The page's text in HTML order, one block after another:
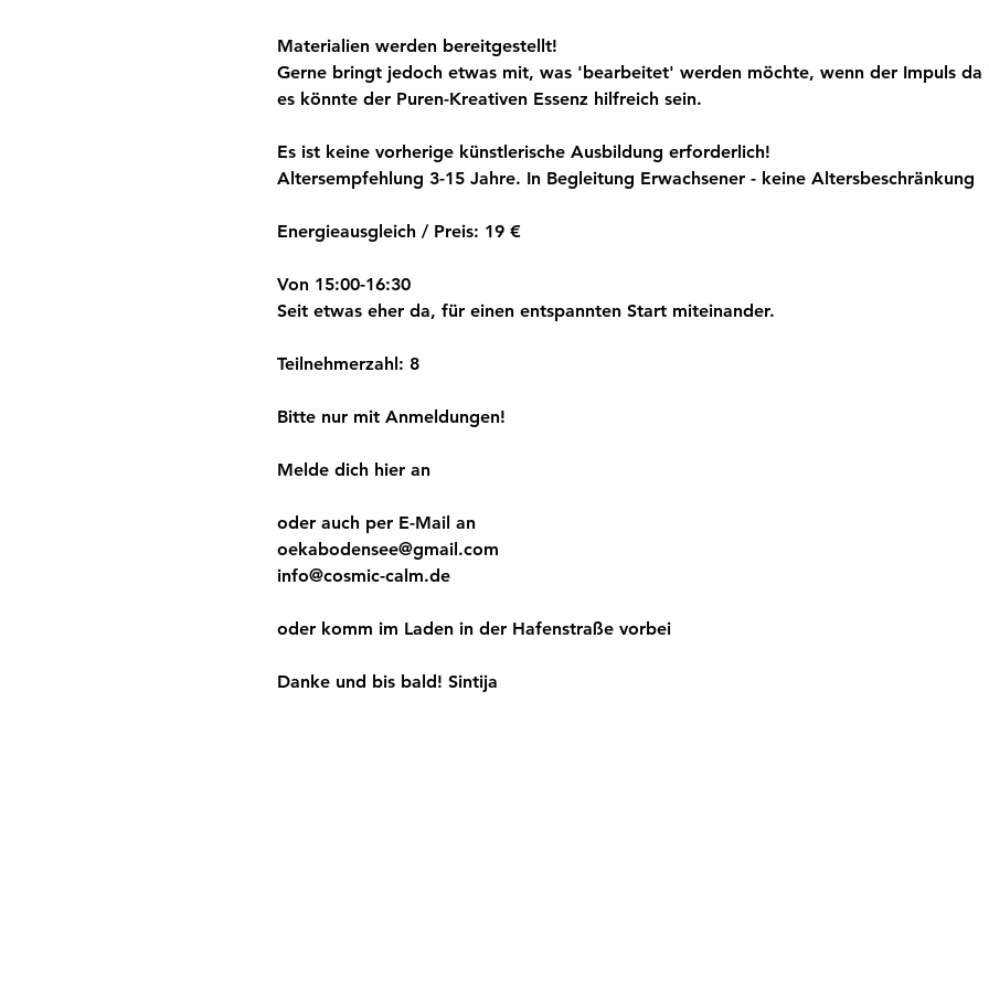
Materialien werden bereitgestellt!
Gerne bringt jedoch etwas mit, was 'bearbeitet' werden möchte, wenn der Impuls
es könnte der Puren-Kreativen Essenz hilfreich sein.
Es ist keine vorherige künstlerische Ausbildung erforderlich!
Altersempfehlung 3-15 Jahre. In Begleitung Erwachsener - keine Altersbeschränkung
Energieausgleich / Preis: 19 €
Von 15:00-16:30
Seit etwas eher da, für einen entspannten Start miteinander.
Teilnehmerzahl: 8
Bitte nur mit Anmeldungen!
Melde dich hier an
oder auch per E-Mail an
oekabodensee@gmail.com
info@cosmic-calm.de
oder komm im Laden in der Hafenstraße vorbei
Danke und bis bald! Sintija